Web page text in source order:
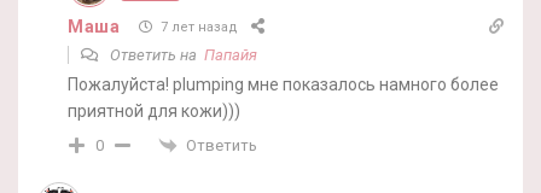
Маша 7 лет назад
Ответить на Папайя
Пожалуйста! plumping мне показалось намного более
приятной для кожи)))
0 Ответить